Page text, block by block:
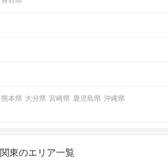
熊本県 大分県 宮崎県 鹿児島県 沖縄県
関東のエリア一覧